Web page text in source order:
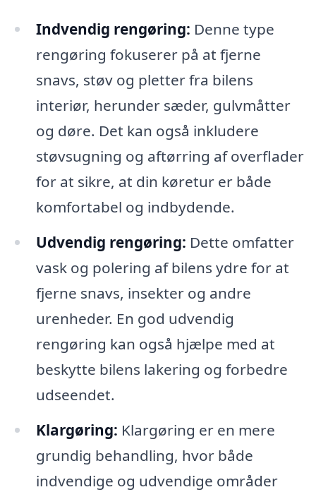
Indvendig rengøring: Denne type
rengøring fokuserer på at fjerne
snavs, støv og pletter fra bilens
interiør, herunder sæder, gulvmåtter
og døre. Det kan også inkludere
støvsugning og aftørring af overflader
for at sikre, at din køretur er både
komfortabel og indbydende.
Udvendig rengøring: Dette omfatter
vask og polering af bilens ydre for at
fjerne snavs, insekter og andre
urenheder. En god udvendig
rengøring kan også hjælpe med at
beskytte bilens lakering og forbedre
udseendet.
Klargøring: Klargøring er en mere
grundig behandling, hvor både
indvendige og udvendige områder